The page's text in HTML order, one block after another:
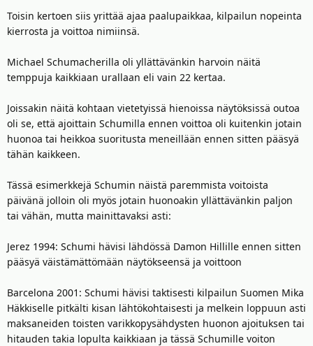
Toisin kertoen siis yrittää ajaa paalupaikkaa, kilpailun nopeinta
kierrosta ja voittoa nimiinsä.
Michael Schumacherilla oli yllättävänkin harvoin näitä
temppuja kaikkiaan urallaan eli vain 22 kertaa.
Joissakin näitä kohtaan vietetyissä hienoissa näytöksissä outoa
oli se, että ajoittain Schumilla ennen voittoa oli kuitenkin jotain
huonoa tai heikkoa suoritusta meneillään ennen sitten pääsyä
tähän kaikkeen.
Tässä esimerkkejä Schumin näistä paremmista voitoista
päivänä jolloin oli myös jotain huonoakin yllättävänkin paljon
tai vähän, mutta mainittavaksi asti:
Jerez 1994: Schumi hävisi lähdössä Damon Hillille ennen sitten
pääsyä väistämättömään näytökseensä ja voittoon
Barcelona 2001: Schumi hävisi taktisesti kilpailun Suomen Mika
Häkkiselle pitkälti kisan lähtökohtaisesti ja melkein loppuun asti
maksaneiden toisten varikkopysähdysten huonon ajoituksen tai
hitauden takia lopulta kaikkiaan ja tässä Schumille voiton